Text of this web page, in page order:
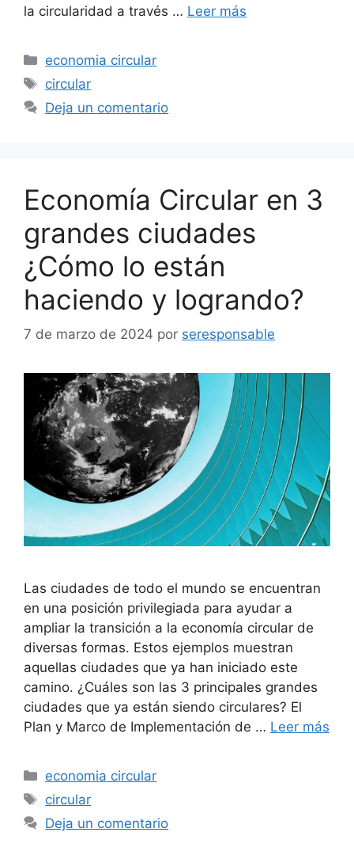
la circularidad a través … Leer más
Categorías
economia circular
Etiquetas
circular
Deja un comentario
Economía Circular en 3
grandes ciudades
¿Cómo lo están
haciendo y logrando?
7 de marzo de 2024 por seresponsable
Las ciudades de todo el mundo se encuentran
en una posición privilegiada para ayudar a
ampliar la transición a la economía circular de
diversas formas. Estos ejemplos muestran
aquellas ciudades que ya han iniciado este
camino. ¿Cuáles son las 3 principales grandes
ciudades que ya están siendo circulares? El
Plan y Marco de Implementación de … Leer más
Categorías
economia circular
Etiquetas
circular
Deja un comentario